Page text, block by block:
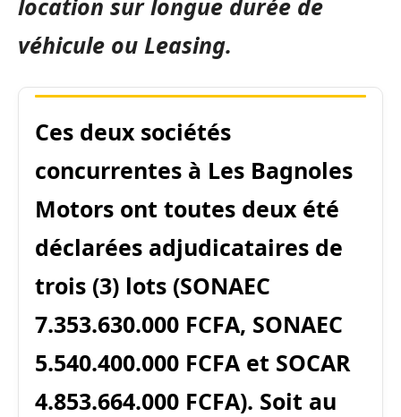
location sur longue durée de
véhicule ou Leasing.
Ces deux sociétés
concurrentes à Les Bagnoles
Motors ont toutes deux été
déclarées adjudicataires de
trois (3) lots (SONAEC
7.353.630.000 FCFA, SONAEC
5.540.400.000 FCFA et SOCAR
4.853.664.000 FCFA). Soit au